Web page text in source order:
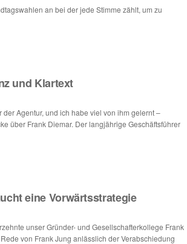
an bei der jede Stimme zählt, um zu
und Klartext
der Agentur, und ich habe viel von ihm gelernt –
über Frank Diemar. Der langjährige Geschäftsführer
eine Vorwärtsstrategie
unser Gründer- und Gesellschafterkollege Frank
von Frank Jung anlässlich der Verabschiedung